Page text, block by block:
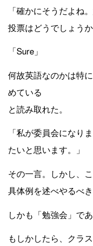
「確かにそうだよね
投票はどうでしょうか
「Sure」
何故英語なのかは特
めている
と読み取れた。
「私が委員会になり
たいと思います。」
その一言。しかし、
具体例を述べやるべ
しかも「勉強会」であ
もしかしたら、クラ